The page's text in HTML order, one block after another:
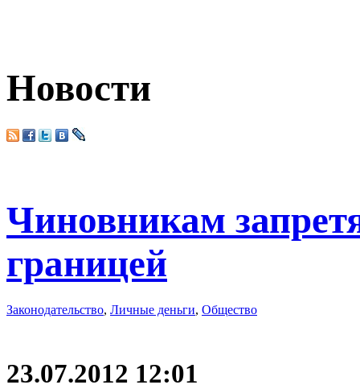
Новости
Чиновникам
границей
Законодательство, Личные деньги, Общество
23.07.2012 12:01